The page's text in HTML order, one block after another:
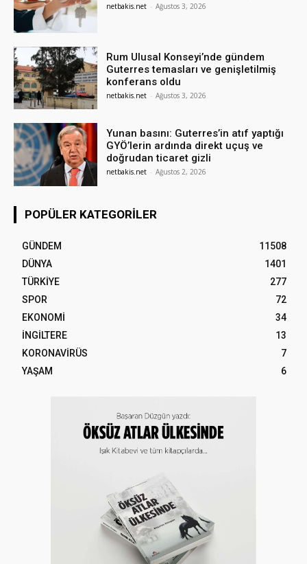
netbakis.net - Ağustos 3, 2026
Rum Ulusal Konseyi’nde gündem
Guterres temasları ve genişletilmiş
konferans oldu
netbakis.net - Ağustos 3, 2026
Yunan basını: Guterres’in atıf yaptığı
GYÖ’lerin ardında direkt uçuş ve
doğrudan ticaret gizli
netbakis.net - Ağustos 2, 2026
POPÜLER KATEGORILER
GÜNDEM
11508
DÜNYA
1401
TÜRKİYE
277
SPOR
72
EKONOMİ
34
İNGİLTERE
13
KORONAVİRÜS
7
YAŞAM
6